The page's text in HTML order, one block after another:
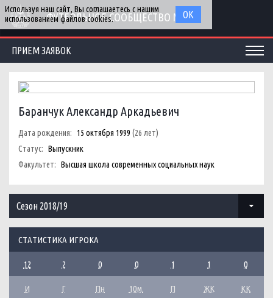
ФУТБОЛЬНОЕ СООБЩЕСТВО МГУ
ПРИЕМ ЗАЯВОК
Баранчук Александр Аркадьевич
Дата рождения: 15 октября 1999 (26 лет)
Статус: Выпускник
Факультет: Высшая школа современных социальных наук
Сезон 2018/19
СТАТИСТИКА ИГРОКА
12 2 0 0 1 1 0
И Г Пн 10м. П ЖК КК
Используя наш сайт, Вы соглашаетесь с нашим
использованием файлов cookies.
ОК